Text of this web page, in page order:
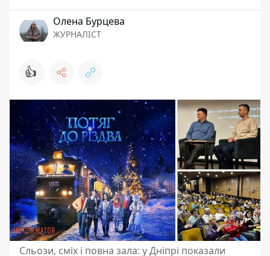
Олена Бурцева
ЖУРНАЛІСТ
👍
Сльози, сміх і повна зала: у Дніпрі показали